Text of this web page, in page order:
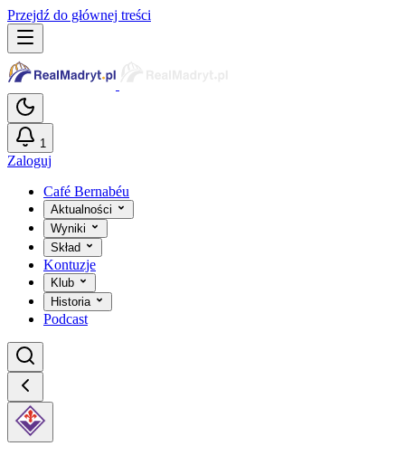
Przejdź do głównej treści
1
Zaloguj
Café Bernabéu
Aktualności
Wyniki
Skład
Kontuzje
Klub
Historia
Podcast